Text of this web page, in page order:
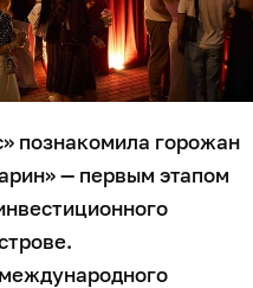
познакомила горожан
— первым этапом